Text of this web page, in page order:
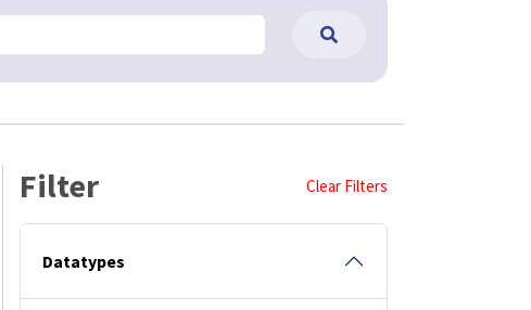
Filter Clear Filters
Datatypes